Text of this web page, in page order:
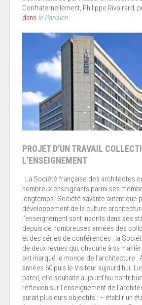
Confraternellement, Philippe Rivoirard,
dans le Parisien
PROJET D’UN TRAVAIL
L’ENSEIGNEMENT
La Société française des architectes
nombreux enseignants parmi ses
longtemps. Société savante autant que
développement de la culture
l’enseignement sont inscrits dans ses
depuis de nombreuses années des
et des séries de conférences ; la
de deux revues qui, chacune à sa
ont marqué le monde de l’architecture :
années 60 puis le Visiteur aujourd’hui.
pareil, elle souhaite aujourd’hui
réflexion sur l’enseignement de
aurait plusieurs objectifs : – établir un